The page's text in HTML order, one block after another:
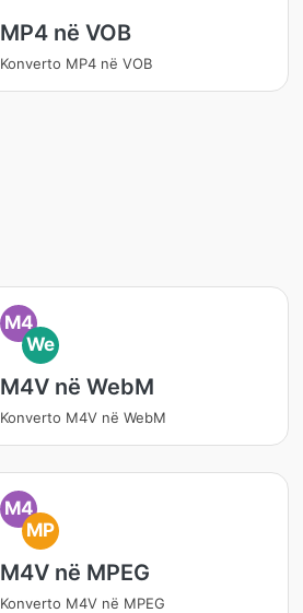
MP4 në VOB
Konverto MP4 në VOB
M4
We
M4V në WebM
Konverto M4V në WebM
M4
MP
M4V në MPEG
Konverto M4V në MPEG